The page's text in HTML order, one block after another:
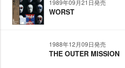
1989年09月21日発売
WORST
1988年12月09日発売
THE OUTER MISSION